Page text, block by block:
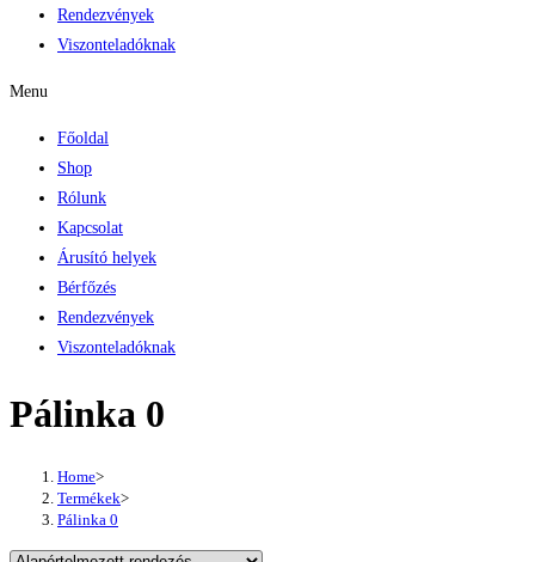
Rendezvények
Viszonteladóknak
Menu
Főoldal
Shop
Rólunk
Kapcsolat
Árusító helyek
Bérfőzés
Rendezvények
Viszonteladóknak
Pálinka 0
Home>
Termékek>
Pálinka 0